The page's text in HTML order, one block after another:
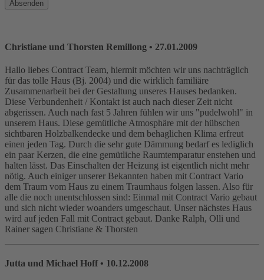
Absenden
Christiane und Thorsten Remillong • 27.01.2009
Hallo liebes Contract Team, hiermit möchten wir uns nachträglich
für das tolle Haus (Bj. 2004) und die wirklich familiäre
Zusammenarbeit bei der Gestaltung unseres Hauses bedanken.
Diese Verbundenheit / Kontakt ist auch nach dieser Zeit nicht
abgerissen. Auch nach fast 5 Jahren fühlen wir uns "pudelwohl" in
unserem Haus. Diese gemütliche Atmosphäre mit der hübschen
sichtbaren Holzbalkendecke und dem behaglichen Klima erfreut
einen jeden Tag. Durch die sehr gute Dämmung bedarf es lediglich
ein paar Kerzen, die eine gemütliche Raumtemparatur enstehen und
halten lässt. Das Einschalten der Heizung ist eigentlich nicht mehr
nötig. Auch einiger unserer Bekannten haben mit Contract Vario
dem Traum vom Haus zu einem Traumhaus folgen lassen. Also für
alle die noch unentschlossen sind: Einmal mit Contract Vario gebaut
und sich nicht wieder woanders umgeschaut. Unser nächstes Haus
wird auf jeden Fall mit Contract gebaut. Danke Ralph, Olli und
Rainer sagen Christiane & Thorsten
Jutta und Michael Hoff• 10.12.2008